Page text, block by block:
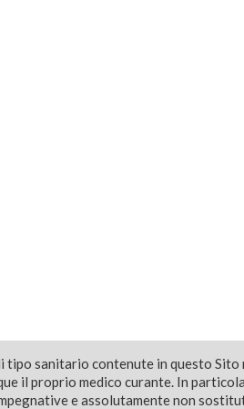
tipo sanitario contenute in questo
il proprio medico curante. In
e assolutamente non